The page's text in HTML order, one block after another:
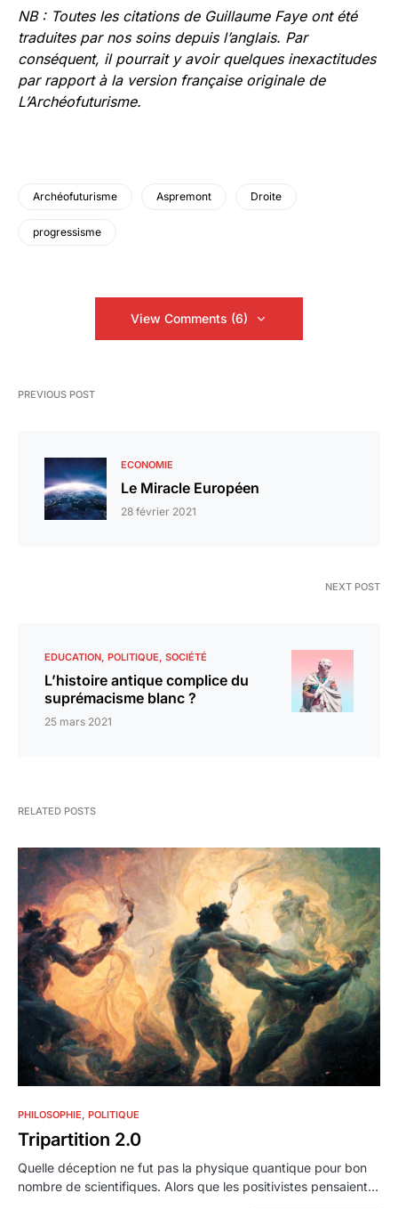
NB : Toutes les citations de Guillaume Faye ont été
traduites par nos soins depuis l’anglais. Par
conséquent, il pourrait y avoir quelques inexactitudes
par rapport à la version française originale de
L’Archéofuturisme.
Archéofuturisme Aspremont Droite
progressisme
View Comments (6)
PREVIOUS POST
ECONOMIE
Le Miracle Européen
28 février 2021
NEXT POST
EDUCATION POLITIQUE SOCIÉTÉ
L’histoire antique complice du
suprémacisme blanc ?
25 mars 2021
RELATED POSTS
PHILOSOPHIE POLITIQUE
Tripartition 2.0
Quelle déception ne fut pas la physique quantique pour bon
nombre de scientifiques. Alors que les positivistes pensaient…